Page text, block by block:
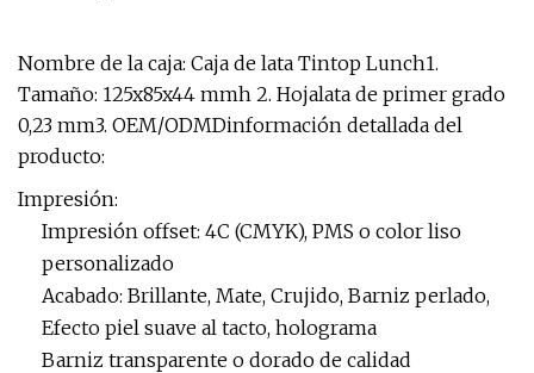
Nombre de la caja: Caja de lata Tintop Lunch1.
Tamaño: 125x85x44 mmh 2. Hojalata de primer grado
0,23 mm3. OEM/ODMDinformación detallada del
producto:
Impresión:
Impresión offset: 4C (CMYK), PMS o color liso
personalizado
Acabado: Brillante, Mate, Crujido, Barniz perlado,
Efecto piel suave al tacto, holograma
Barniz transparente o dorado de calidad